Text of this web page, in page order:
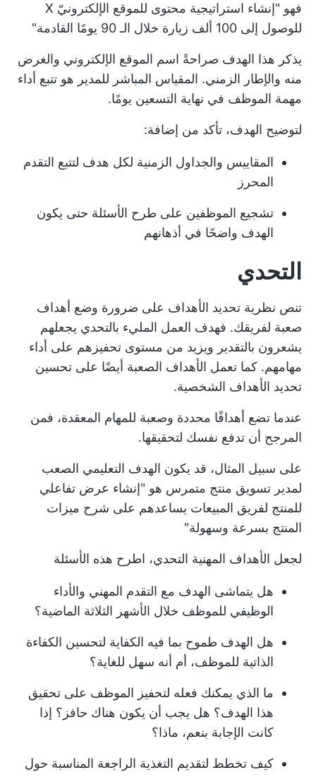
فهو "إنشاء استراتيجية محتوى للموقع الإلكترونيّ X
للوصول إلى 100 ألف زيارة خلال الـ 90 يومًا القادمة"
يذكر هذا الهدف صراحةً اسم الموقع الإلكتروني والغرض
منه والإطار الزمني. المقياس المباشر للمدير هو تتبع أداء
مهمة الموظف في نهاية التسعين يومًا.
لتوضيح الهدف، تأكد من إضافة:
المقاييس والجداول الزمنية لكل هدف لتتبع التقدم
المحرز
تشجيع الموظفين على طرح الأسئلة حتى يكون
الهدف واضحًا في أذهانهم
التحدي
تنص نظرية تحديد الأهداف على ضرورة وضع أهداف
صعبة لفريقك. فهدف العمل المليء بالتحدي يجعلهم
يشعرون بالتقدير ويزيد من مستوى تحفيزهم على أداء
مهامهم. كما تعمل الأهداف الصعبة أيضًا على تحسين
تحديد الأهداف الشخصية.
عندما تضع أهدافًا محددة وصعبة للمهام المعقدة، فمن
المرجح أن تدفع نفسك لتحقيقها.
على سبيل المثال، قد يكون الهدف التعليمي الصعب
لمدير تسويق منتج متمرس هو "إنشاء عرض تفاعلي
للمنتج لفريق المبيعات يساعدهم على شرح ميزات
المنتج بسرعة وسهولة"
لجعل الأهداف المهنية التحدي، اطرح هذه الأسئلة
هل يتماشى الهدف مع التقدم المهني والأداء
الوظيفي للموظف خلال الأشهر الثلاثة الماضية؟
هل الهدف طموح بما فيه الكفاية لتحسين الكفاءة
الذاتية للموظف، أم أنه سهل للغاية؟
ما الذي يمكنك فعله لتحفيز الموظف على تحقيق
هذا الهدف؟ هل يجب أن يكون هناك حافز؟ إذا
كانت الإجابة بنعم، ماذا؟
كيف تخطط لتقديم التغذية الراجعة المناسبة حول